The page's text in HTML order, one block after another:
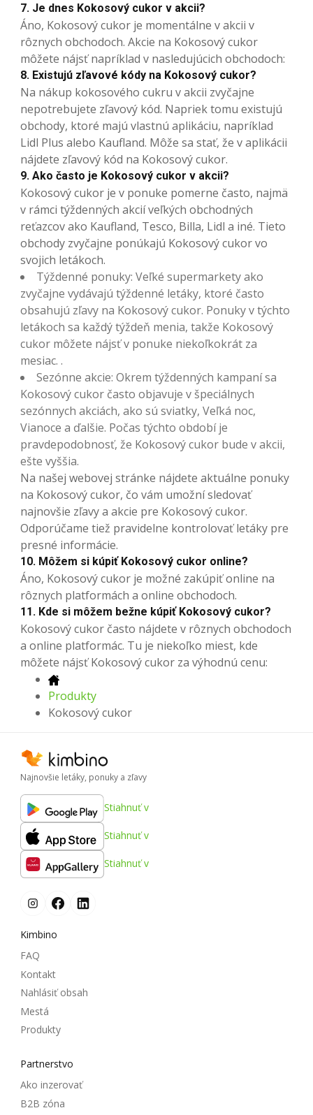
7. Je dnes Kokosový cukor v akcii?
Áno, Kokosový cukor je momentálne v akcii v
rôznych obchodoch. Akcie na Kokosový cukor
môžete nájsť napríklad v nasledujúcich obchodoch:
8. Existujú zľavové kódy na Kokosový cukor?
Na nákup kokosového cukru v akcii zvyčajne
nepotrebujete zľavový kód. Napriek tomu existujú
obchody, ktoré majú vlastnú aplikáciu, napríklad
Lidl Plus alebo Kaufland. Môže sa stať, že v aplikácii
nájdete zľavový kód na Kokosový cukor.
9. Ako často je Kokosový cukor v akcii?
Kokosový cukor je v ponuke pomerne často, najmä
v rámci týždenných akcií veľkých obchodných
reťazcov ako Kaufland, Tesco, Billa, Lidl a iné. Tieto
obchody zvyčajne ponúkajú Kokosový cukor vo
svojich letákoch.
Týždenné ponuky: Veľké supermarkety ako
zvyčajne vydávajú týždenné letáky, ktoré často
obsahujú zľavy na Kokosový cukor. Ponuky v týchto
letákoch sa každý týždeň menia, takže Kokosový
cukor môžete nájsť v ponuke niekoľkokrát za
mesiac. .
Sezónne akcie: Okrem týždenných kampaní sa
Kokosový cukor často objavuje v špeciálnych
sezónnych akciách, ako sú sviatky, Veľká noc,
Vianoce a ďalšie. Počas týchto období je
pravdepodobnosť, že Kokosový cukor bude v akcii,
ešte vyššia.
Na našej webovej stránke nájdete aktuálne ponuky
na Kokosový cukor, čo vám umožní sledovať
najnovšie zľavy a akcie pre Kokosový cukor.
Odporúčame tiež pravidelne kontrolovať letáky pre
presné informácie.
10. Môžem si kúpiť Kokosový cukor online?
Áno, Kokosový cukor je možné zakúpiť online na
rôznych platformách a online obchodoch.
11. Kde si môžem bežne kúpiť Kokosový cukor?
Kokosový cukor často nájdete v rôznych obchodoch
a online platformác. Tu je niekoľko miest, kde
môžete nájsť Kokosový cukor za výhodnú cenu:
Produkty
Kokosový cukor
Najnovšie letáky, ponuky a zľavy
Stiahnuť v
Stiahnuť v
Stiahnuť v
Kimbino
FAQ
Kontakt
Nahlásiť obsah
Mestá
Produkty
Partnerstvo
Ako inzerovať
B2B zóna